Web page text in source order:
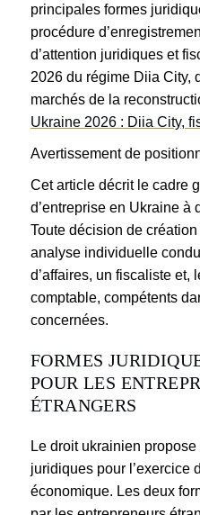
principales formes
procédure
d’attention juridiques et
2026 du régime Diia City,
marchés de la
Ukraine 2026 : Diia City,
Avertissement de
Cet article décrit le cadre
d’entreprise en Ukraine à
Toute décision de création
analyse individuelle
d’affaires, un fiscaliste et,
comptable, compétents
concernées.
FORMES
POUR LES
ÉTRANGERS
Le droit ukrainien
juridiques pour l’exercice
économique. Les deux